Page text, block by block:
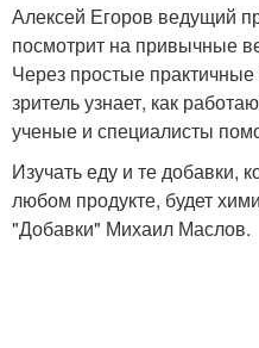
Алексей Егоров ведущий
посмотрит на привычные
Через простые
зритель узнает, как
ученые и специалисты
Изучать еду и те добавки,
любом продукте, будет
"Добавки" Михаил Маслов.